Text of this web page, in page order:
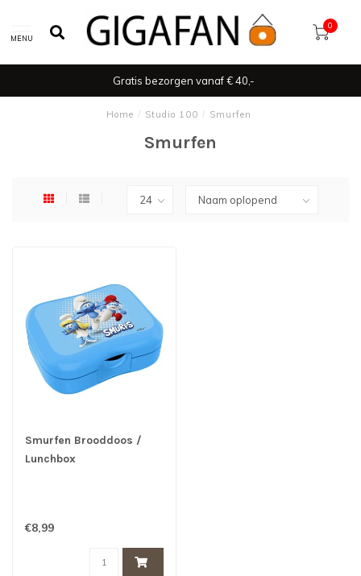
MENU
0
Gratis bezorgen vanaf € 40,-
Home / Studio 100 / Smurfen
Smurfen
Smurfen Brooddoos /
Lunchbox
€8,99